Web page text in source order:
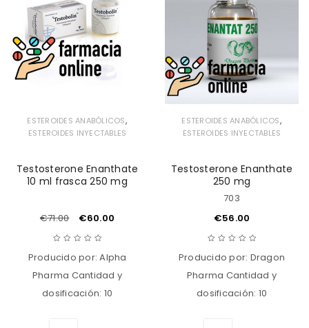
deseos
deseos
ESTEROIDES ANABÓLICOS,
ESTEROIDES INYECTABLES
Testosterone Enanthate
10 ml frasca 250 mg
€71.00 €60.00
Producido por: Alpha
Pharma Cantidad y
dosificación: 10
ESTEROIDES ANABÓLICOS,
ESTEROIDES INYECTABLES
Testosterone Enanthate
250 mg
703
€56.00
Producido por: Dragon
Pharma Cantidad y
dosificación: 10